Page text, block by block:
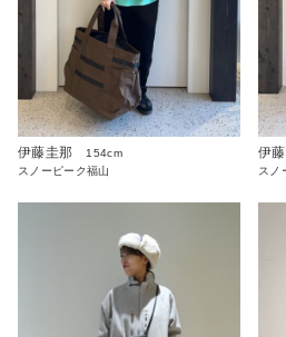
伊藤圭那
154cm
スノーピーク福山
伊
スノ